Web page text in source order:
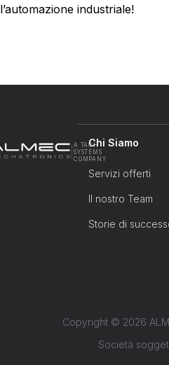
l’automazione industriale!
A TACH
SYSTEMS
COMPANY
Chi Siamo
Servizi offerti
Il nostro Team
Storie di
Copyright © 2026
Società